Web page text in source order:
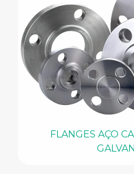
FLANGES AÇO